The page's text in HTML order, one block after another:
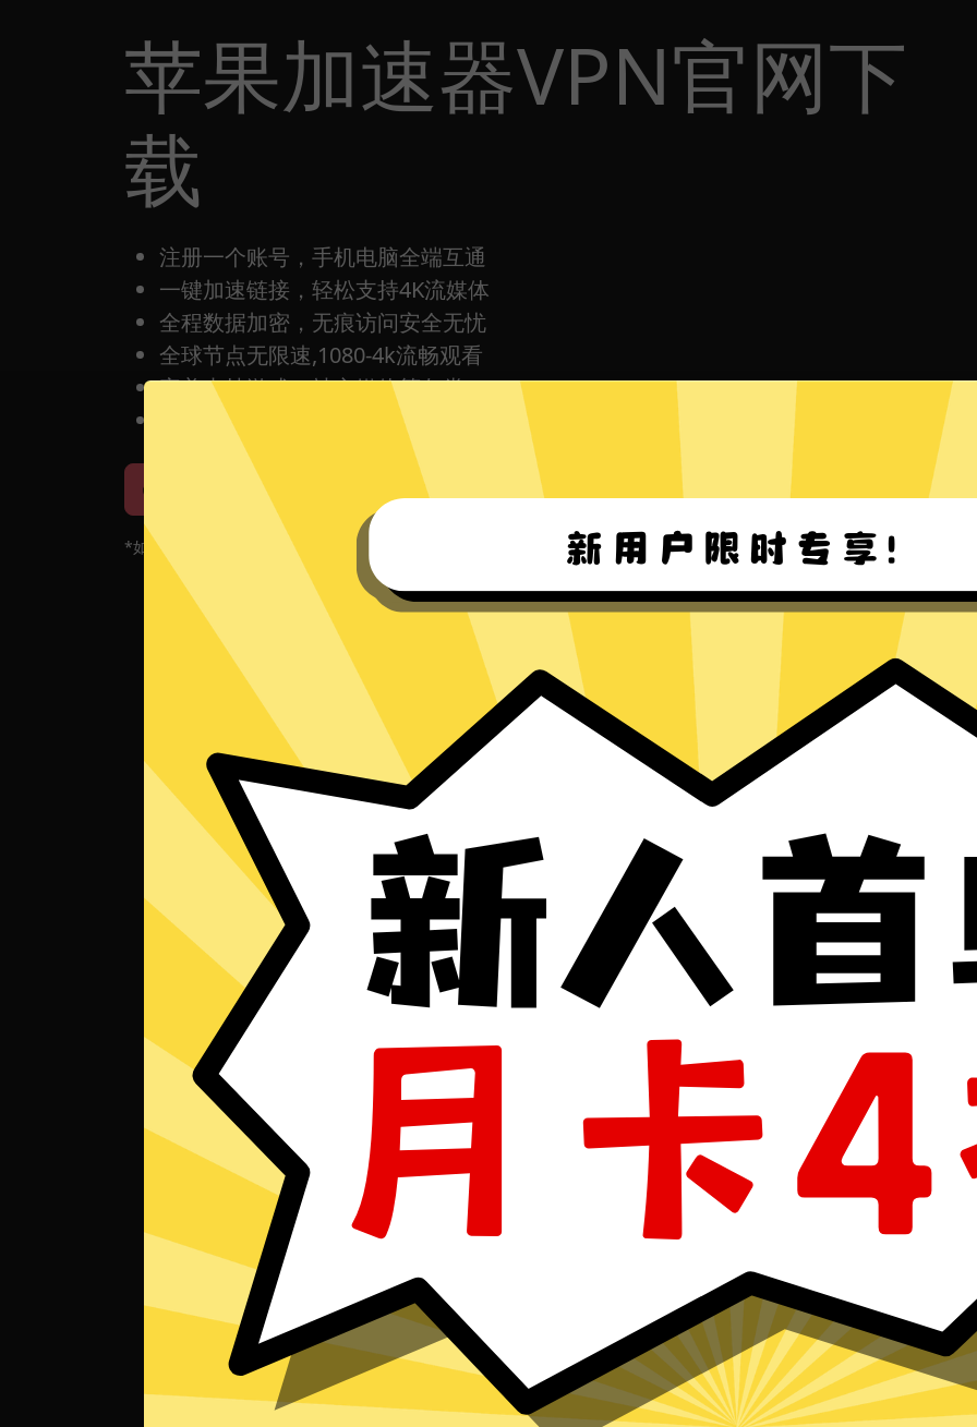
苹果加速器VPN官网下
载
注册一个账号，手机电脑全端互通
一键加速链接，轻松支持4K流媒体
全程数据加密，无痕访问安全无忧
全球节点无限速,1080-4k流畅观看
完美支持游戏，社交媒体等各类App
每日签到打卡都有免费时间
Win8-11 下载 Mac下载
*如果您的App当前遇到问题，请重新下载App！